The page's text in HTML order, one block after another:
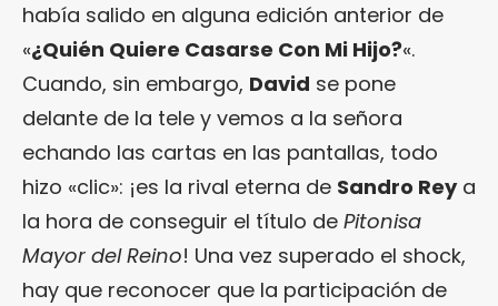
había salido en alguna edición anterior de
«¿Quién Quiere Casarse Con Mi Hijo?«.
Cuando, sin embargo, David se pone
delante de la tele y vemos a la señora
echando las cartas en las pantallas, todo
hizo «clic»: ¡es la rival eterna de Sandro Reya
la hora de conseguir el título de Pitonisa
Mayor del Reino! Una vez superado el shock,
hay que reconocer que la participación de